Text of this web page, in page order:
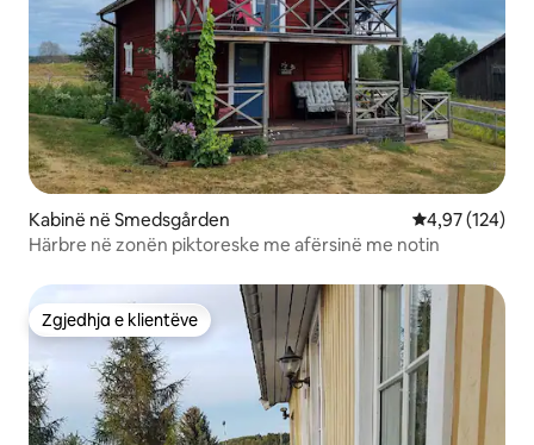
Kabinë në Smedsgården Vlerësimi
4,97 (124)
Härbre në zonën piktoreske me afërsinë me notin
Zgjedhja e klientëve
Zgjedhja e klientëve